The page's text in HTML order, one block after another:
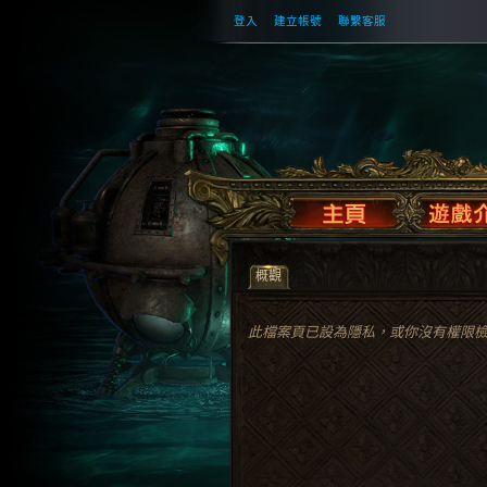
登入 建立帳號 聯繫客服
概觀
此檔案頁已設為隱私，或你沒有權限